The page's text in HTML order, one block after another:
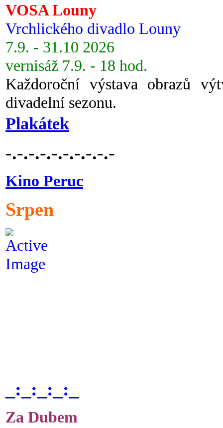
VOSA Louny
Vrchlického divadlo Louny
7.9. - 31.10 2026
vernisáž 7.9. - 18 hod.
Každoroční výstava obrazů
divadelní sezonu.
Plakátek
-.-.-.-.-.-.-.-.-.-
Kino Peruc
Srpen
_:_:_:_:_
Za Dubem